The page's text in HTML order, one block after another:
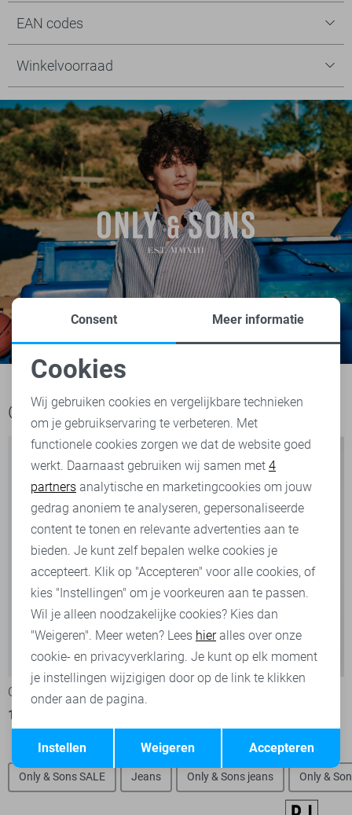
EAN codes
Winkelvoorraad
Ook het bekijken waard
-50%
Only & Sons T-shirt
12,50
-20%
Only & Sons SALE Jeans Only & Sons jeans Only &
Noodzakelijke cookies
Personalisatie cookies
Analytische cookies
Marketing cookies
Terug Opslaan
Consent Meer informatie
Cookies
Wij gebruiken cookies en vergelijkbare technieken
om je gebruikservaring te verbeteren. Met
functionele cookies zorgen we dat de website goed
werkt. Daarnaast gebruiken wij samen met 4
partners analytische en marketingcookies om jouw
gedrag anoniem te analyseren, gepersonaliseerde
content te tonen en relevante advertenties aan te
bieden. Je kunt zelf bepalen welke cookies je
accepteert. Klik op "Accepteren" voor alle cookies, of
kies "Instellingen" om je voorkeuren aan te passen.
Wil je alleen noodzakelijke cookies? Kies dan
"Weigeren". Meer weten? Lees hieralles over onze
cookie- en privacyverklaring. Je kunt op elk moment
je instellingen wijzigigen door op de link te klikken
onder aan de pagina.
Accepteren
Weigeren
Instellen